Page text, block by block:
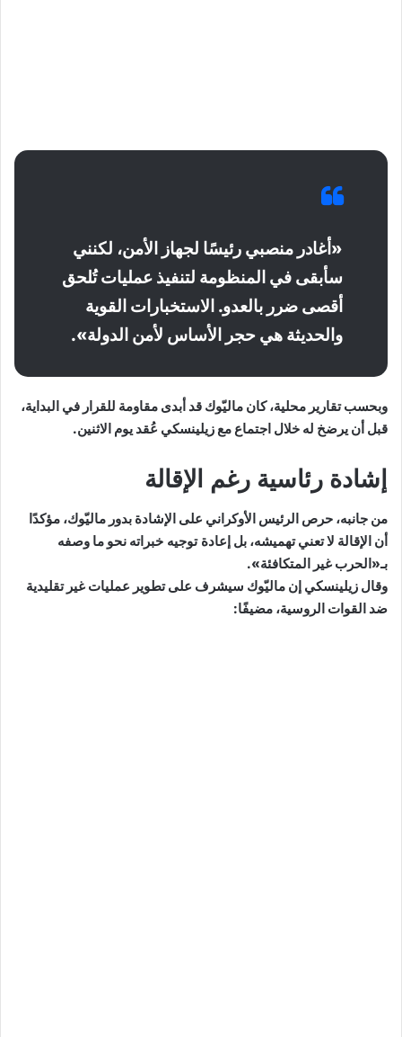
«أغادر منصبي رئيسًا لجهاز الأمن، لكنني
سأبقى في المنظومة لتنفيذ عمليات تُلحق
أقصى ضرر بالعدو. الاستخبارات القوية
والحديثة هي حجر الأساس لأمن الدولة».
وبحسب تقارير محلية، كان ماليّوك قد أبدى مقاومة للقرار في البداية،
قبل أن يرضخ له خلال اجتماع مع زيلينسكي عُقد يوم الاثنين.
إشادة رئاسية رغم الإقالة
من جانبه، حرص الرئيس الأوكراني على الإشادة بدور ماليّوك، مؤكدًا
أن الإقالة لا تعني تهميشه، بل إعادة توجيه خبراته نحو ما وصفه
بـ«الحرب غير المتكافئة».
وقال زيلينسكي إن ماليّوك سيشرف على تطوير عمليات غير تقليدية
ضد القوات الروسية، مضيفًا: